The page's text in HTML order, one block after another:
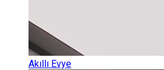
Akıllı Evye